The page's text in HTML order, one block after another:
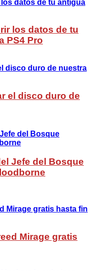
los datos de tu
PS4 Pro
el disco duro de
Jefe del Bosque
Mirage gratis